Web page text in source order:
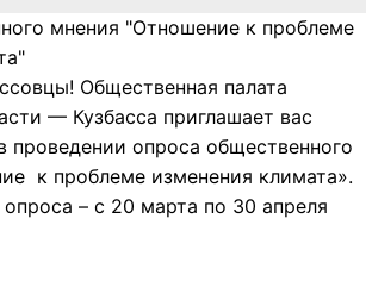
мнения "Отношение к проблеме
Общественная палата
— Кузбасса приглашает вас
проведении опроса общественного
к проблеме изменения климата».
– с 20 марта по 30 апреля